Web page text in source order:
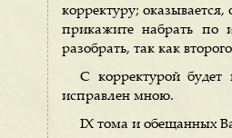
корректуру;
прикажите набрать по
разобрать, так как
С корректурой
исправлен мною.
IX тома и обещанных